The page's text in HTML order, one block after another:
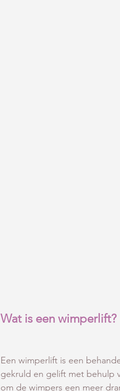
Wat is een wimperlift?
Een wimperlift is een
gekruld en gelift met behulp
om de wimpers een meer